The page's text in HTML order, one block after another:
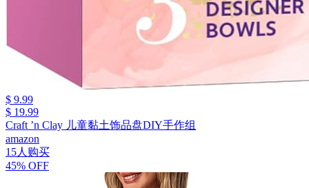
$ 9.99
$ 19.99
Craft ’n Clay 儿童黏土饰品盘DIY手作组
amazon
15人购买
45% OFF